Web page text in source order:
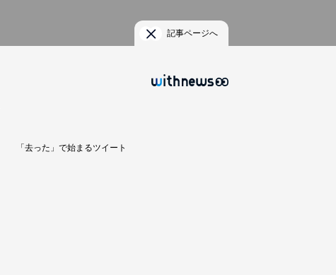
記事ページへ
「去った」で始まるツイート